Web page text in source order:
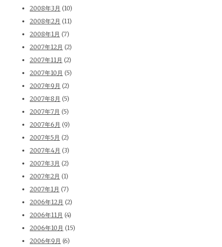
2008年3月 (10)
2008年2月 (11)
2008年1月 (7)
2007年12月 (2)
2007年11月 (2)
2007年10月 (5)
2007年9月 (2)
2007年8月 (5)
2007年7月 (5)
2007年6月 (9)
2007年5月 (2)
2007年4月 (3)
2007年3月 (2)
2007年2月 (1)
2007年1月 (7)
2006年12月 (2)
2006年11月 (4)
2006年10月 (15)
2006年9月 (6)